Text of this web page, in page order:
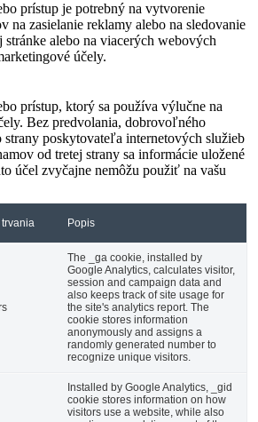
prístup je potrebný na vytvorenie
na zasielanie reklamy alebo na sledovanie
alebo na viacerých webových
účely.
prístup, ktorý sa používa výlučne na
Bez predvolania, dobrovoľného
strany poskytovateľa internetových služieb
od tretej strany sa informácie uložené
účel zvyčajne nemôžu použiť na vašu
Popis
The _ga cookie, installed by
Google Analytics, calculates visitor,
session and campaign data and
also keeps track of site usage for
the site's analytics report. The
cookie stores information
anonymously and assigns a
randomly generated number to
recognize unique visitors.
Installed by Google Analytics, _gid
cookie stores information on how
visitors use a website, while also